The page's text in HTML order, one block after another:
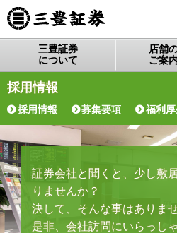
三豊証券
について
店舗
ご案
採用情報
採用情報 募集要項 福利厚
証券会社と聞くと、少し敷
りませんか？
決して、そんな事はありま
是非、会社訪問にいらっし